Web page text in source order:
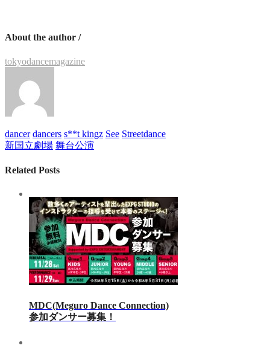
About the author /
tokyodancemagazine
dancer dancers s**t kingz See Streetdance
新国立劇場 舞台公演
Related Posts
MDC(Meguro Dance Connection)
参加ダンサー募集！